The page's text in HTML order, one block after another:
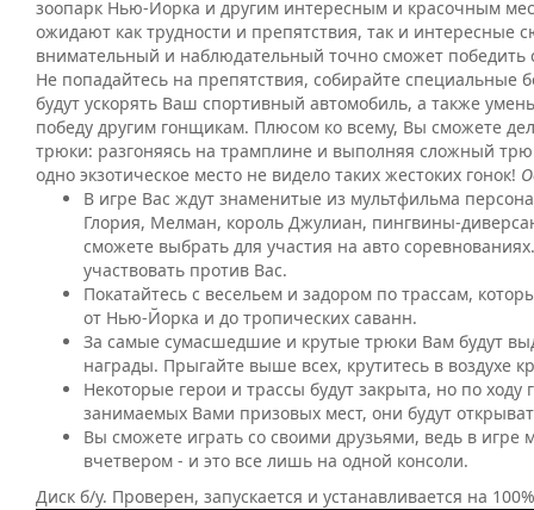
зоопарк Нью-Йорка и другим интересным и красочным
ожидают как трудности и препятствия, так и интересные
внимательный и наблюдательный точно сможет победить
Не попадайтесь на препятствия, собирайте специальные
будут ускорять Ваш спортивный автомобиль, а также
победу другим гонщикам. Плюсом ко всему, Вы сможете
трюки: разгоняясь на трамплине и выполняя сложный
одно экзотическое место не видело таких жестоких гонок!
В игре Вас ждут знаменитые из мультфильма
Глория, Мелман, король Джулиан, пингвины-
сможете выбрать для участия на авто
участвовать против Вас.
Покатайтесь с весельем и задором по трассам,
от Нью-Йорка и до тропических саванн.
За самые сумасшедшие и крутые трюки Вам будут
награды. Прыгайте выше всех, крутитесь в воздухе
Некоторые герои и трассы будут закрыта, но по ходу
занимаемых Вами призовых мест, они будут
Вы сможете играть со своими друзьями, ведь в игре
вчетвером - и это все лишь на одной консоли.
Диск б/у. Проверен, запускается и устанавливается на 100%